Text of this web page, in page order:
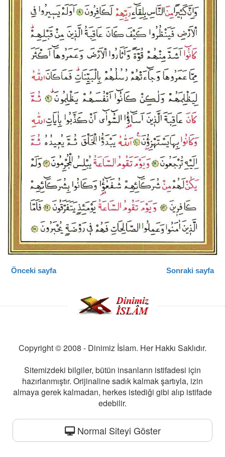
Önceki sayfa Sonraki sayfa
Copyright © 2008 - Dinimiz İslam. Her Hakkı Saklıdır.
Sitemizdeki bilgiler, bütün insanların istifadesi için
hazırlanmıştır. Orijinaline sadık kalmak şartıyla, izin
almaya gerek kalmadan, herkes istediği gibi alıp istifade
edebilir.
Normal Siteyi Göster